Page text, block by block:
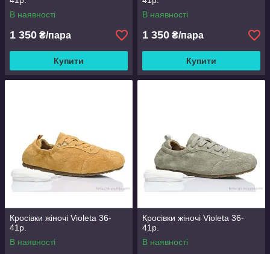
В наявності
1 350 ₴/пара
Купити
В наявності
1 350 ₴/пара
Купити
Кросівки жіночі Violeta 36-
41р.
В наявності
Кросівки жіночі Violeta 36-
41р.
В наявності